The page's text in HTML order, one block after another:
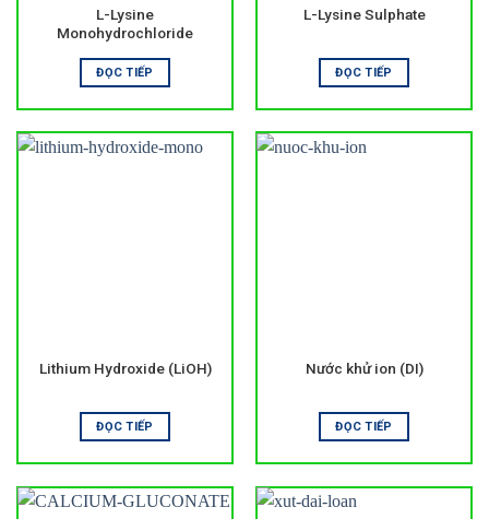
L-Lysine
Monohydrochloride
ĐỌC TIẾP
L-Lysine Sulphate
ĐỌC TIẾP
Lithium Hydroxide (LiOH)
ĐỌC TIẾP
Nước khử ion (DI)
ĐỌC TIẾP